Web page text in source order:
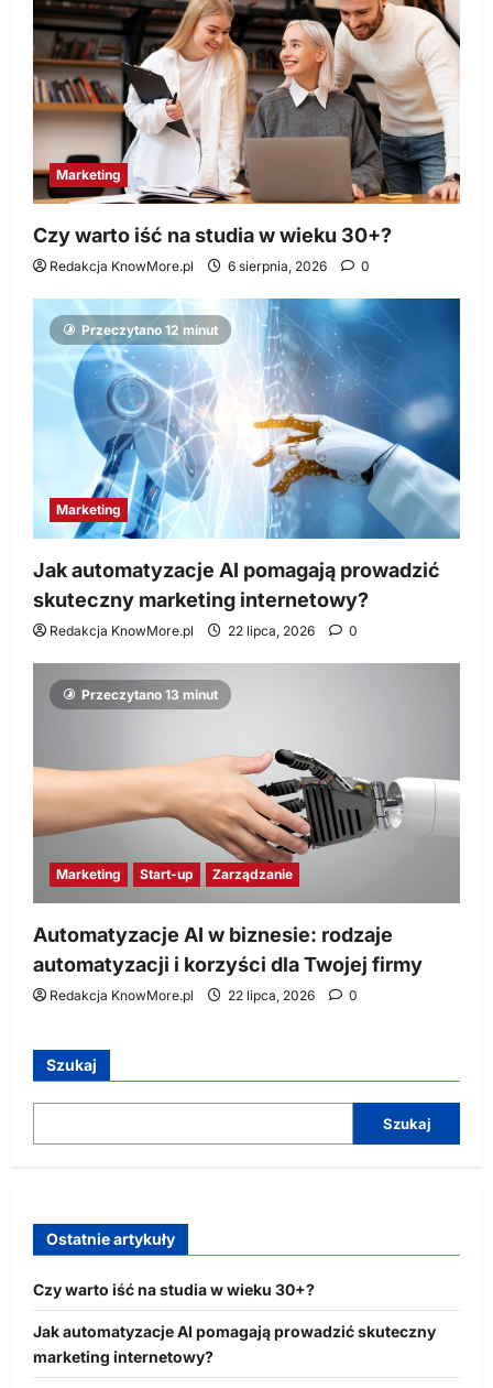
Marketing
Czy warto iść na studia w wieku 30+?
Redakcja KnowMore.pl 6 sierpnia, 2026 0
Przeczytano 12 minut
Marketing
Jak automatyzacje AI pomagają prowadzić
skuteczny marketing internetowy?
Redakcja KnowMore.pl 22 lipca, 2026 0
Przeczytano 13 minut
Marketing Start-up Zarządzanie
Automatyzacje AI w biznesie: rodzaje
automatyzacji i korzyści dla Twojej firmy
Redakcja KnowMore.pl 22 lipca, 2026 0
Szukaj
Szukaj
Ostatnie artykuły
Czy warto iść na studia w wieku 30+?
Jak automatyzacje AI pomagają prowadzić skuteczny
marketing internetowy?